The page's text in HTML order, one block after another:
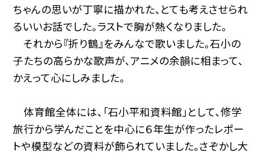
ちゃんの思いが丁寧に描かれた、とても考えさせられ
るいいお話でした。ラストで胸が熱くなりました。
それから『折り鶴』をみんなで歌いました。石小の
子たちの高らかな歌声が、アニメの余韻に相まって、
かえって心にしみました。
体育館全体には、「石小平和資料館」として、修学
旅行から学んだことを中心に６年生が作ったレポー
トや模型などの資料が飾られていました。さぞかし大